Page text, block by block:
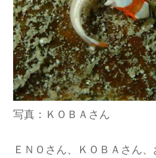
写真：ＫＯＢＡさん
ＥＮＯさん、ＫＯＢＡさん